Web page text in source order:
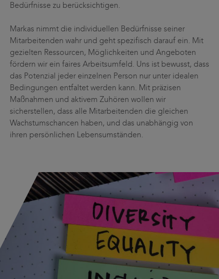
Bedürfnisse zu berücksichtigen.
Markas nimmt die individuellen Bedürfnisse seiner
Mitarbeitenden wahr und geht spezifisch darauf ein. Mit
gezielten Ressourcen, Möglichkeiten und Angeboten
fördern wir ein faires Arbeitsumfeld. Uns ist bewusst, dass
das Potenzial jeder einzelnen Person nur unter idealen
Bedingungen entfaltet werden kann. Mit präzisen
Maßnahmen und aktivem Zuhören wollen wir
sicherstellen, dass alle Mitarbeitenden die gleichen
Wachstumschancen haben, und das unabhängig von
ihren persönlichen Lebensumständen.